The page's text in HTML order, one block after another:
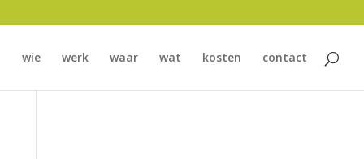
wie werk waar wat kosten contact